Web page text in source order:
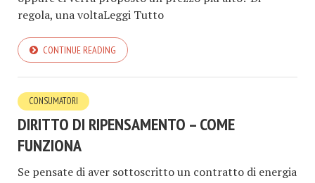
regola, una voltaLeggi Tutto
CONTINUE READING
CONSUMATORI
DIRITTO DI RIPENSAMENTO – COME
FUNZIONA
Se pensate di aver sottoscritto un contratto di energia